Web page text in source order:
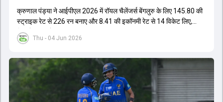
Thu - 04 Jun 2026
क्रुणाल पंड्या ने आईपीएल 2026 में रॉयल चैलेंजर्स बेंगलुरु के लिए 145.80 की
स्ट्राइक रेट से 226 रन बनाए और 8.41 की इकॉनमी रेट से 14 विकेट लिए,
जिससे RCB ने अपना लगातार दूसरा IPL टाइटल जीता.